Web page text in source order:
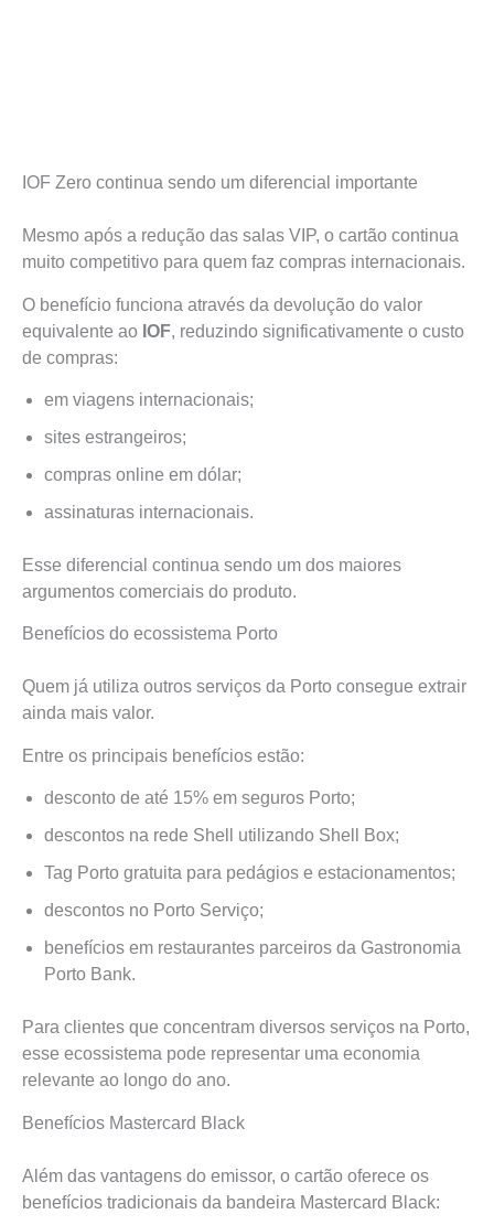
IOF Zero continua sendo um diferencial importante
Mesmo após a redução das salas VIP, o cartão continua
muito competitivo para quem faz compras internacionais.
O benefício funciona através da devolução do valor
equivalente ao IOF, reduzindo significativamente o custo
de compras:
em viagens internacionais;
sites estrangeiros;
compras online em dólar;
assinaturas internacionais.
Esse diferencial continua sendo um dos maiores
argumentos comerciais do produto.
Benefícios do ecossistema Porto
Quem já utiliza outros serviços da Porto consegue extrair
ainda mais valor.
Entre os principais benefícios estão:
desconto de até 15% em seguros Porto;
descontos na rede Shell utilizando Shell Box;
Tag Porto gratuita para pedágios e estacionamentos;
descontos no Porto Serviço;
benefícios em restaurantes parceiros da Gastronomia
Porto Bank.
Para clientes que concentram diversos serviços na Porto,
esse ecossistema pode representar uma economia
relevante ao longo do ano.
Benefícios Mastercard Black
Além das vantagens do emissor, o cartão oferece os
benefícios tradicionais da bandeira Mastercard Black: